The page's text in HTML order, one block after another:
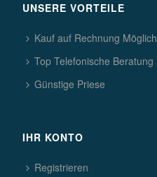
UNSERE VORTEILE
Kauf auf Rechnung Möglich
Top Telefonische Beratung
Günstige Priese
IHR KONTO
Registrieren